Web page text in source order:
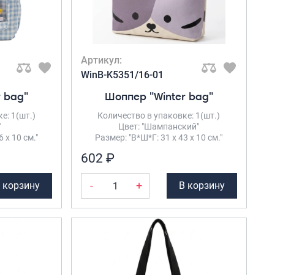
Сумки-рюкзаки на колёсах
Сумки детские
Рюкзаки
Рюкзаки городские
Рюкзаки школьные
Рюкзаки подростковые
Ранцы школьные
Рюкзаки туристические
Рюкзаки на колесах
ШОППЕРЫ
bag"
1(шт.)
х 10 см."
корзину
Артикул:
WinB-K5351/16-01
Шоппер "Winter bag"
Количество в упаковке: 1(шт.)
Цвет: "Шампанский"
Размер: "В*Ш*Г: 31 х 43 х 10 см."
602 ₽
- + В корзину